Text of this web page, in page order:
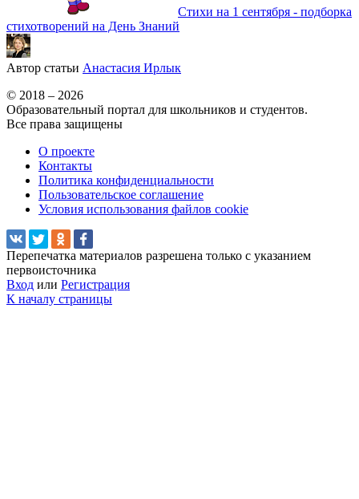
Стихи на 1 сентября - подборка
стихотворений на День Знаний
Автор статьи Анастасия Ирлык
© 2018 – 2026
Образовательный портал для школьников и студентов.
Все права защищены
О проекте
Контакты
Политика конфиденциальности
Пользовательское соглашение
Условия использования файлов cookie
Перепечатка материалов разрешена только с указанием
первоисточника
Вход или Регистрация
К началу страницы